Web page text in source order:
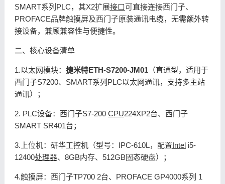
SMART系列PLC，其X2扩展接口可直接连接西门子、
PROFACE品牌触摸屏及西门子原装通讯电缆，无需额外转
接设备，兼顾兼容性与便捷性。
二、核心设备清单
1.以太网模块： 捷米特ETH-S7200-JM01（直通型，适用于
西门子S7200、SMART系列PLC以太网通讯，支持多主站
通讯）；
2. PLC设备：西门子S7-200 CPU224XP2台、西门子
SMART SR401台；
3.上位机：研华工控机（型号：IPC-610L，配置Inteli5-
12400处理器、8GB内存、512GB固态硬盘）；
4.触摸屏：西门子TP700 2台、PROFACE GP4000系列 1